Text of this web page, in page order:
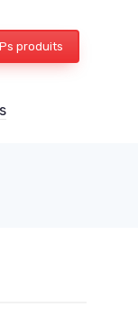
produits